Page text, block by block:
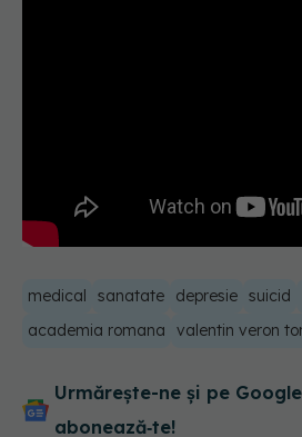
medical sanatate depresie suicid
academia romana
valentin veron
Urmărește-ne și pe
abonează‑te!